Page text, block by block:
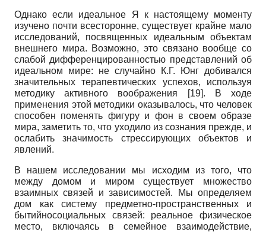
Однако если идеальное Я к настоящему моменту
изучено почти всесторонне, существует крайне мало
исследований, посвященных идеальным объектам
внешнего мира. Возможно, это связано вообще со
слабой дифференцирован­ностью представлений об
идеальном мире: не случайно К.Г. Юнг добивался
значительных терапевтических успехов, используя
методику активного воображения
[19]. В ходе
применения этой методики оказывалось, что человек
способен поменять фигуру и фон в своем образе
мира, заметить то, что уходило из сознания прежде, и
ослабить значимость стрессирующих объектов и
явлений.
В нашем исследовании мы исходим из того, что
между домом и миром существует множество
взаимных связей и зависимостей. Мы определяем
дом как систему предметно-пространственных и
бытийно­социальных связей: реальное физическое
место, включаясь в семейное взаимодействие,